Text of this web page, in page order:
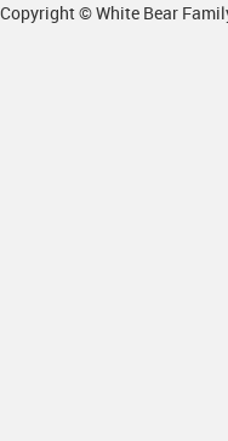
Copyright © White Bear